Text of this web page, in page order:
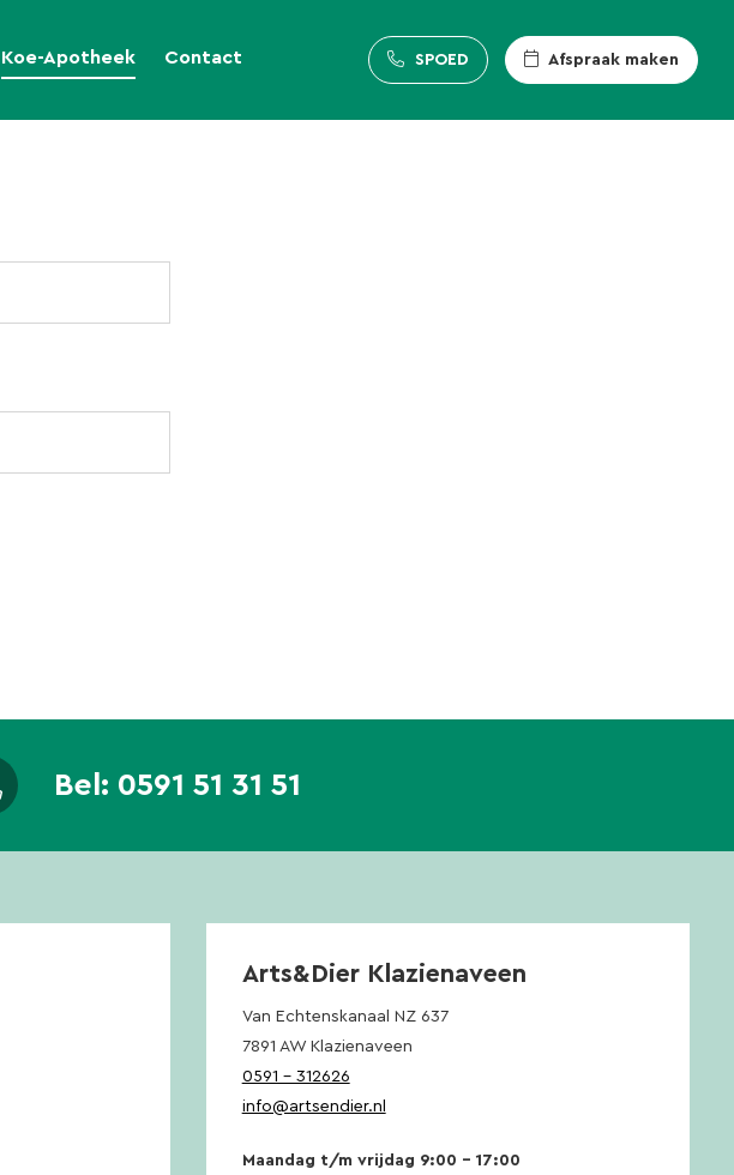
Koe-Apotheek Contact SPOED Afspraak maken
Bel: 0591 51 31 51
Arts&Dier Klazienaveen
Van Echtenskanaal NZ 637
7891 AW Klazienaveen
0591 – 312626
info@artsendier.nl
Maandag t/m vrijdag 9:00 – 17:00